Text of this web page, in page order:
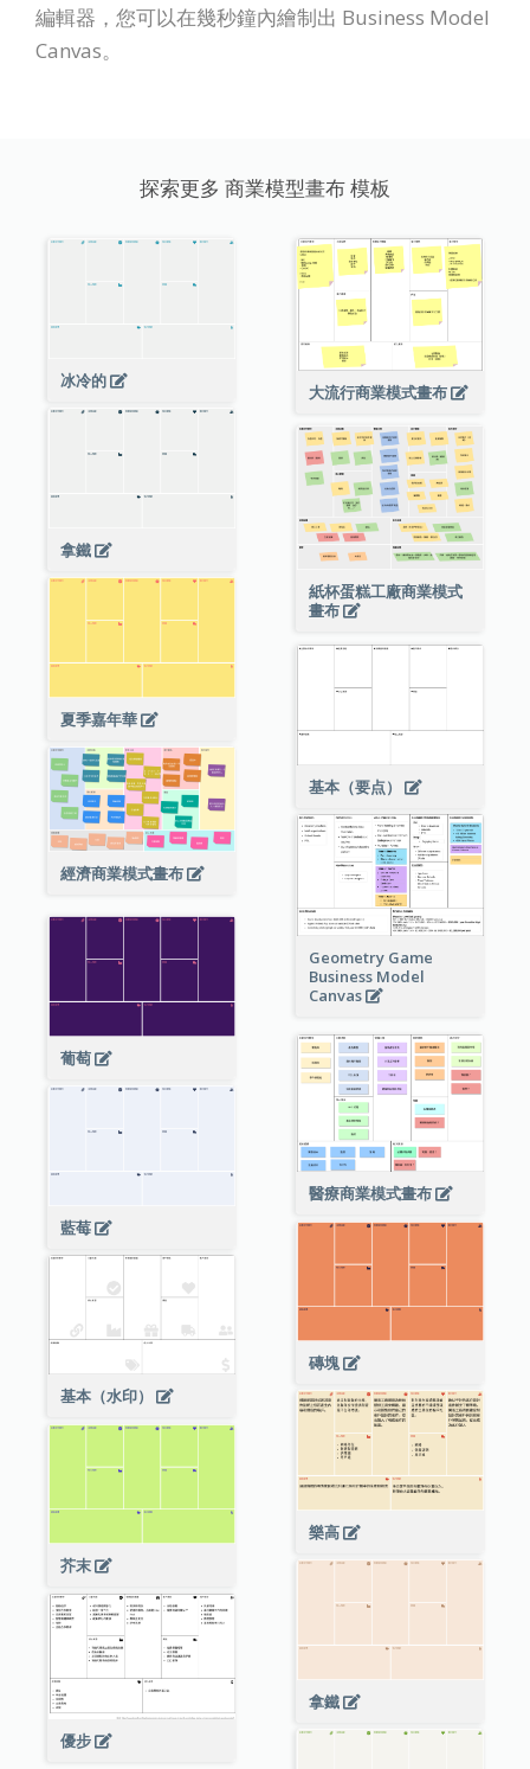
編輯器，您可以在幾秒鐘內繪制出 Business Model
Canvas。
探索更多 商業模型畫布 模板
冰冷的
大流行商業模式畫布
拿鐵
紙杯蛋糕工廠商業模式
畫布
夏季嘉年華
基本（要点）
經濟商業模式畫布
Geometry Game
Business Model
Canvas
葡萄
醫療商業模式畫布
藍莓
磚塊
基本（水印）
樂高
芥末
拿鐵
優步